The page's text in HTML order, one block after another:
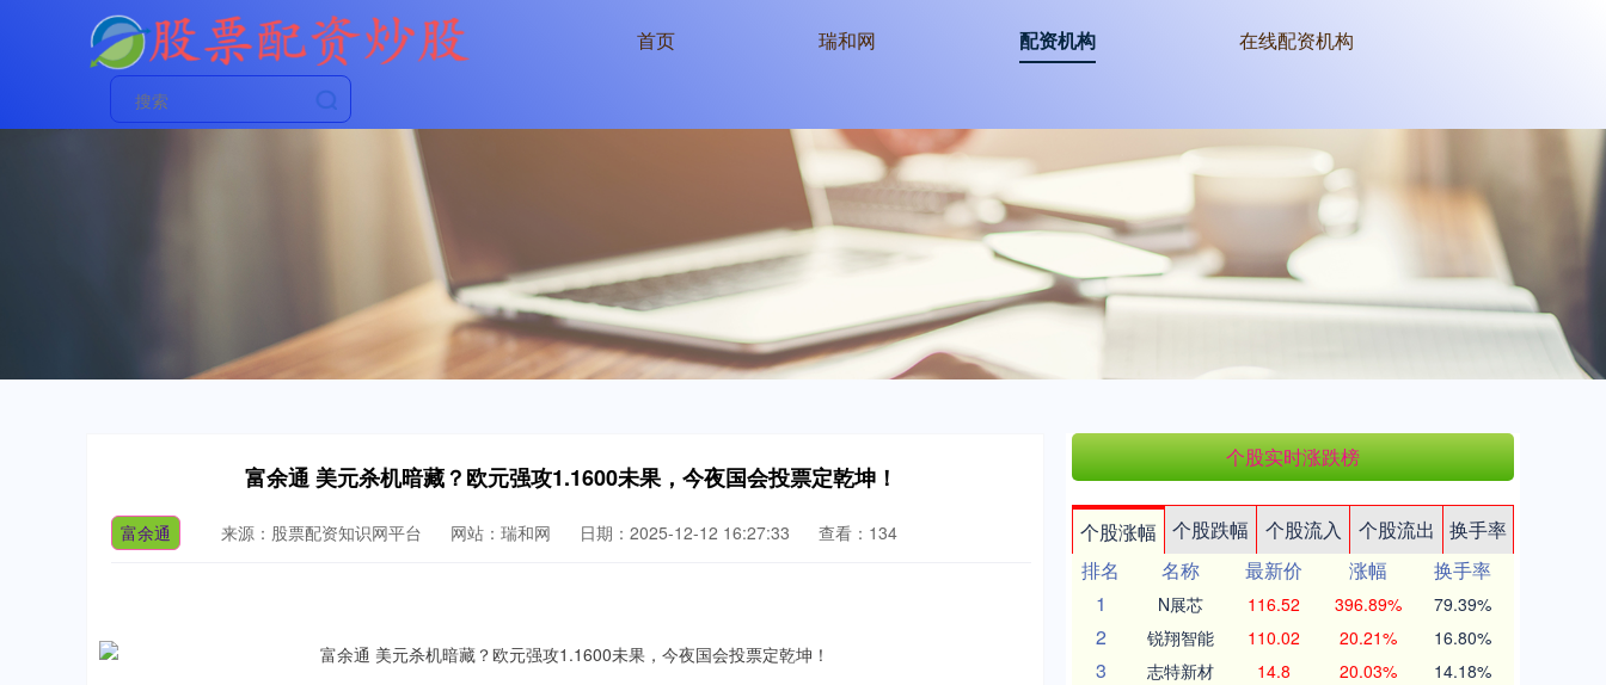
首页 瑞和网 配资机构 在线配资机构
富余通 美元杀机暗藏？欧元强攻1.1600未果，今夜国会投票定乾坤！
富余通 来源：股票配资知识网平台 网站：瑞和网 日期：2025-12-12 16:27:33 查看：134
个股实时涨跌榜
个股涨幅 个股跌幅 个股流入 个股流出
换手率
排名
名称 最新价 涨幅
换手率
1
N展芯 116.52 396.89% 79.39%
2 锐翔智能 110.02 20.21% 16.80%
3 志特新材 14.8 20.03% 14.18%